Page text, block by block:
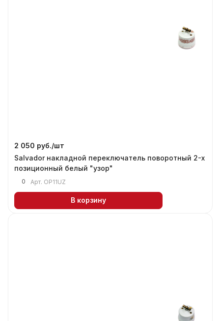
2 050 руб./шт
Salvador накладной переключатель поворотный 2-х
позиционный белый "узор"
0 Арт. OP11UZ
В корзину